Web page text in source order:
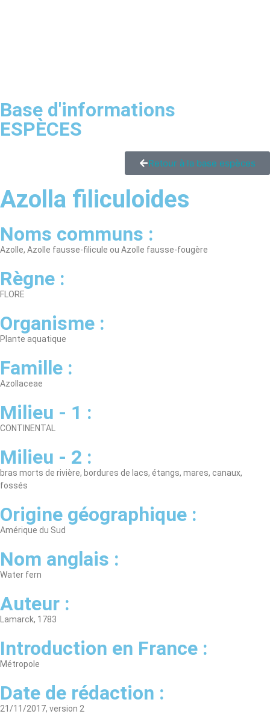
Base d'informations
ESPÈCES
Retour à la base espèces
Azolla filiculoides
Noms communs :
Azolle, Azolle fausse-filicule ou Azolle fausse-fougère
Règne :
FLORE
Organisme :
Plante aquatique
Famille :
Azollaceae
Milieu - 1 :
CONTINENTAL
Milieu - 2 :
bras morts de rivière, bordures de lacs, étangs, mares, canaux,
fossés
Origine géographique :
Amérique du Sud
Nom anglais :
Water fern
Auteur :
Lamarck, 1783
Introduction en France :
Métropole
Date de rédaction :
21/11/2017, version 2